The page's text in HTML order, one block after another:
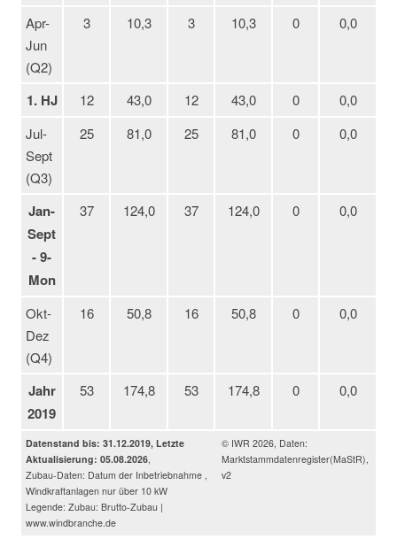
Apr-
Jun
(Q2)
3 10,3 3 10,3 0 0,0
1. HJ 12 43,0 12 43,0 0
0,0
Jul-
Sept
(Q3)
25 81,0 25 81,0 0 0,0
Jan-
Sept
- 9-
Mon
37 124,0 37 124,0 0 0,0
Okt-
Dez
(Q4)
16 50,8 16 50,8 0 0,0
Jahr
2019
53 174,8 53 174,8 0 0,0
Datenstand bis: 31.12.2019, Letzte
Aktualisierung: 05.08.2026
Zubau-Daten: Datum der Inbetriebnahme ,
Windkraftanlagen nur über 10 kW
Legende: Zubau: Brutto-Zubau |
www.windbranche.de
© IWR 2026, Daten:
Marktstammdatenregister(MaStR),
v2